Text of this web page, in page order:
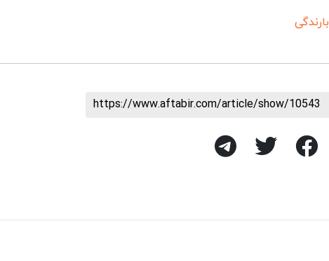
بارندگی
https://www.aftabir.com/article/show/10543